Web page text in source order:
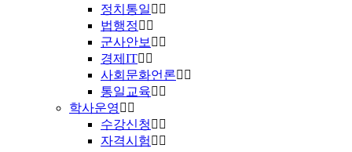
정치통일
법행정
군사안보
경제IT
사회문화언론
통일교육
학사운영
수강신청
자격시험